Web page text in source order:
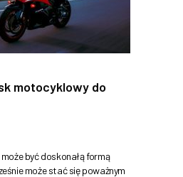
motocyklowy do
być doskonałą formą
może stać się poważnym